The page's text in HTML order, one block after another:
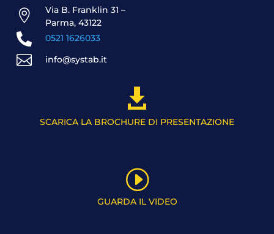

Via B. Franklin 31 –
Parma, 43122
 0521 1626033
 info@systab.it

SCARICA LA BROCHURE DI PRESENTAZIONE
I
GUARDA IL VIDEO